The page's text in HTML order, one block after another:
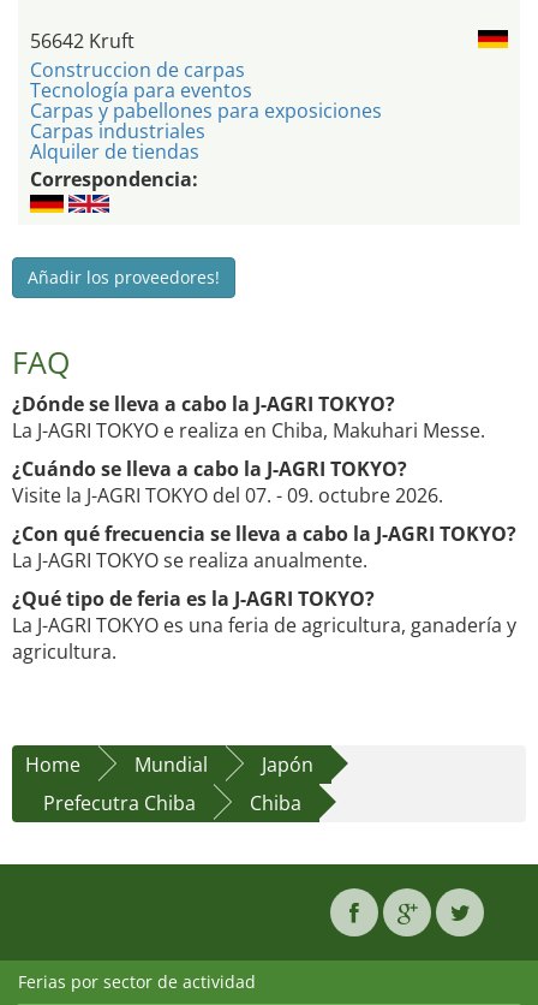
56642 Kruft
Construccion de carpas
Tecnología para eventos
Carpas y pabellones para exposiciones
Carpas industriales
Alquiler de tiendas
Correspondencia:
Añadir los proveedores!
FAQ
¿Dónde se lleva a cabo la J-AGRI TOKYO?
La J-AGRI TOKYO e realiza en Chiba, Makuhari Messe.
¿Cuándo se lleva a cabo la J-AGRI TOKYO?
Visite la J-AGRI TOKYO del 07. - 09. octubre 2026.
¿Con qué frecuencia se lleva a cabo la J-AGRI TOKYO?
La J-AGRI TOKYO se realiza anualmente.
¿Qué tipo de feria es la J-AGRI TOKYO?
La J-AGRI TOKYO es una feria de agricultura, ganadería y
agricultura.
Home Mundial
Japón
Prefecutra Chiba
Chiba
Ferias por sector de actividad